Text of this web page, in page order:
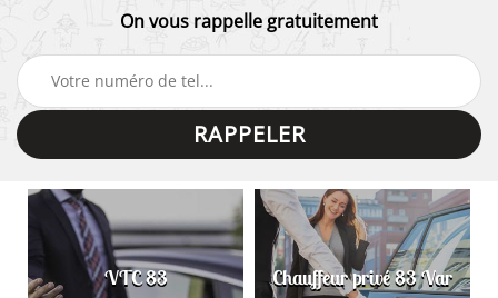
On vous rappelle gratuitement
VTC 83 Chauffeur privé 83 Var